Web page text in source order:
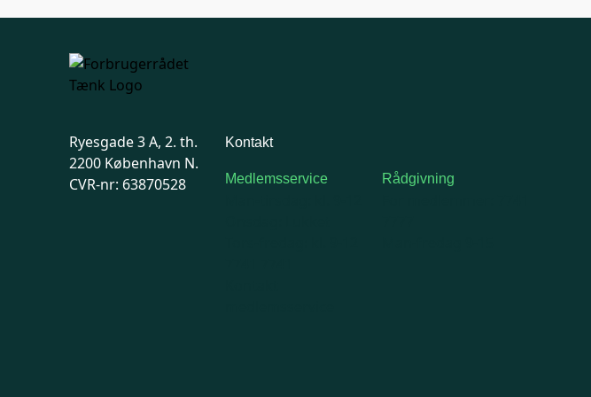
Ryesgade 3 A, 2. th.
2200 København N.
CVR-nr: 63870528
Kontakt
Medlemsservice Rådgivning